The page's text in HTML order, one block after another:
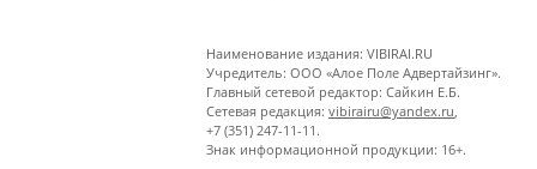
Наименование издания: VIBIRAI.RU
Учредитель: ООО «Алое Поле Адвертайзинг».
Главный сетевой редактор: Сайкин Е.Б.
Сетевая редакция: vibirairu@yandex.ru
+7 (351) 247-11-11.
Знак информационной продукции: 16+.